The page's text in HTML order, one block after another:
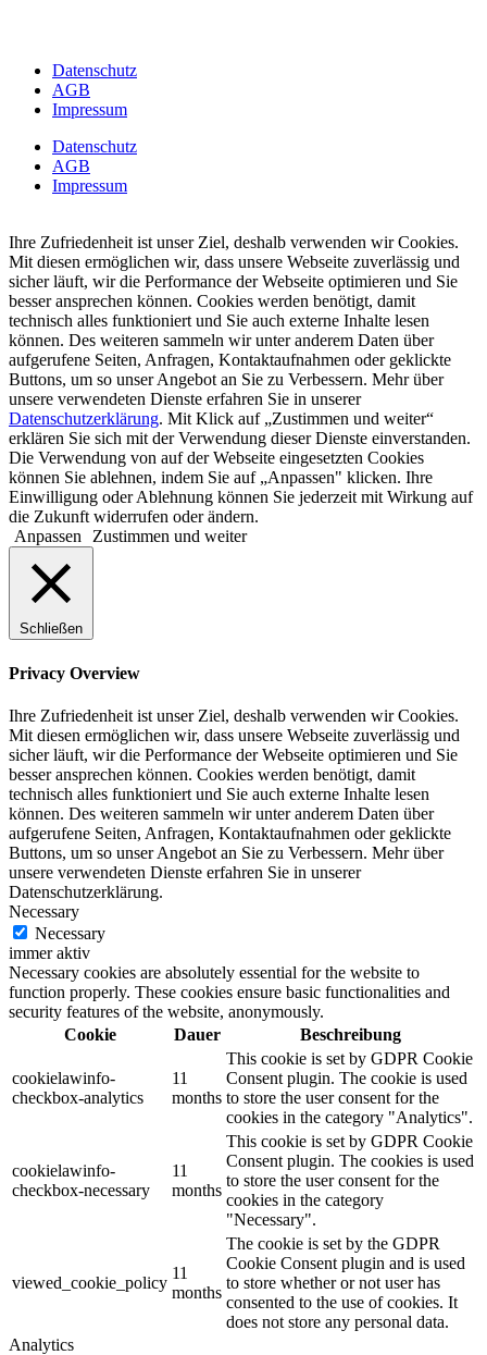
Datenschutz
AGB
Impressum
Datenschutz
AGB
Impressum
Ihre Zufriedenheit ist unser Ziel, deshalb verwenden wir Cookies.
Mit diesen ermöglichen wir, dass unsere Webseite zuverlässig und
sicher läuft, wir die Performance der Webseite optimieren und Sie
besser ansprechen können. Cookies werden benötigt, damit
technisch alles funktioniert und Sie auch externe Inhalte lesen
können. Des weiteren sammeln wir unter anderem Daten über
aufgerufene Seiten, Anfragen, Kontaktaufnahmen oder geklickte
Buttons, um so unser Angebot an Sie zu Verbessern. Mehr über
unsere verwendeten Dienste erfahren Sie in unserer
Datenschutzerklärung. Mit Klick auf „Zustimmen und weiter“
erklären Sie sich mit der Verwendung dieser Dienste einverstanden.
Die Verwendung von auf der Webseite eingesetzten Cookies
können Sie ablehnen, indem Sie auf „Anpassen" klicken. Ihre
Einwilligung oder Ablehnung können Sie jederzeit mit Wirkung auf
die Zukunft widerrufen oder ändern.
Anpassen
Zustimmen und weiter
Schließen
Privacy Overview
Ihre Zufriedenheit ist unser Ziel, deshalb verwenden wir Cookies.
Mit diesen ermöglichen wir, dass unsere Webseite zuverlässig und
sicher läuft, wir die Performance der Webseite optimieren und Sie
besser ansprechen können. Cookies werden benötigt, damit
technisch alles funktioniert und Sie auch externe Inhalte lesen
können. Des weiteren sammeln wir unter anderem Daten über
aufgerufene Seiten, Anfragen, Kontaktaufnahmen oder geklickte
Buttons, um so unser Angebot an Sie zu Verbessern. Mehr über
unsere verwendeten Dienste erfahren Sie in unserer
Datenschutzerklärung.
Necessary
Necessary
immer aktiv
Necessary cookies are absolutely essential for the website to
function properly. These cookies ensure basic functionalities and
security features of the website, anonymously.
Cookie
Dauer Beschreibung
cookielawinfo-
checkbox-analytics
11
months
This cookie is set by GDPR Cookie
Consent plugin. The cookie is used
to store the user consent for the
cookies in the category "Analytics".
cookielawinfo-
checkbox-necessary
11
months
This cookie is set by GDPR Cookie
Consent plugin. The cookies is used
to store the user consent for the
cookies in the category
"Necessary".
viewed_cookie_policy
11
months
The cookie is set by the GDPR
Cookie Consent plugin and is used
to store whether or not user has
consented to the use of cookies. It
does not store any personal data.
Analytics